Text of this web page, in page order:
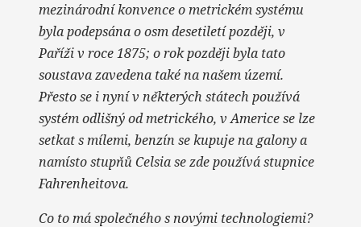
mezinárodní konvence o metrickém systému
byla podepsána o osm desetiletí později, v
Paříži v roce 1875; o rok později byla tato
soustava zavedena také na našem území.
Přesto se i nyní v některých státech používá
systém odlišný od metrického, v Americe se lze
setkat s mílemi, benzín se kupuje na galony a
namísto stupňů Celsia se zde používá stupnice
Fahrenheitova.
Co to má společného s novými technologiemi?